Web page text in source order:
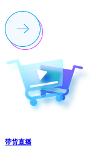
带货直播